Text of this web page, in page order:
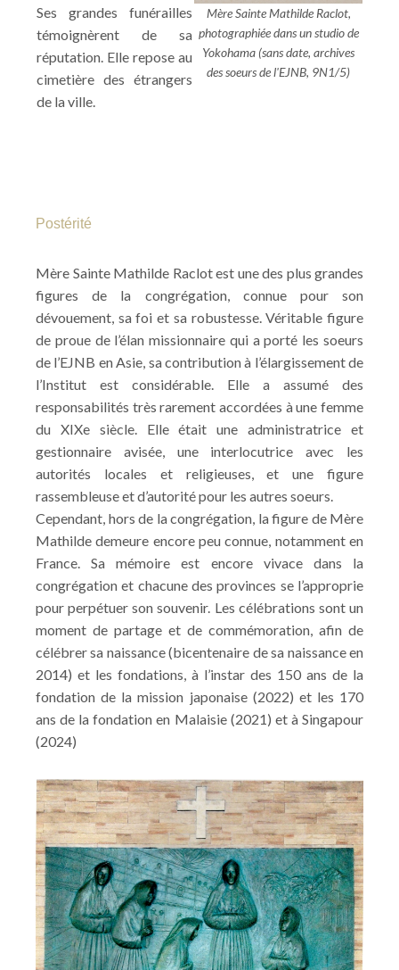
Ses grandes funérailles
témoignèrent de sa
réputation. Elle repose au
cimetière des étrangers
de la ville.
Mère Sainte Mathilde Raclot,
photographiée dans un studio de
Yokohama (sans date, archives
des soeurs de l'EJNB, 9N1/5)
Postérité
Mère Sainte Mathilde Raclot est une des plus grandes
figures de la congrégation, connue pour son
dévouement, sa foi et sa robustesse. Véritable figure
de proue de l’élan missionnaire qui a porté les soeurs
de l’EJNB en Asie, sa contribution à l’élargissement de
l’Institut est considérable. Elle a assumé des
responsabilités très rarement accordées à une femme
du XIXe siècle. Elle était une administratrice et
gestionnaire avisée, une interlocutrice avec les
autorités locales et religieuses, et une figure
rassembleuse et d’autorité pour les autres soeurs.
Cependant, hors de la congrégation, la figure de Mère
Mathilde demeure encore peu connue, notamment en
France. Sa mémoire est encore vivace dans la
congrégation et chacune des provinces se l’approprie
pour perpétuer son souvenir. Les célébrations sont un
moment de partage et de commémoration, afin de
célébrer sa naissance (bicentenaire de sa naissance en
2014) et les fondations, à l’instar des 150 ans de la
fondation de la mission japonaise (2022) et les 170
ans de la fondation en Malaisie (2021) et à Singapour
(2024)